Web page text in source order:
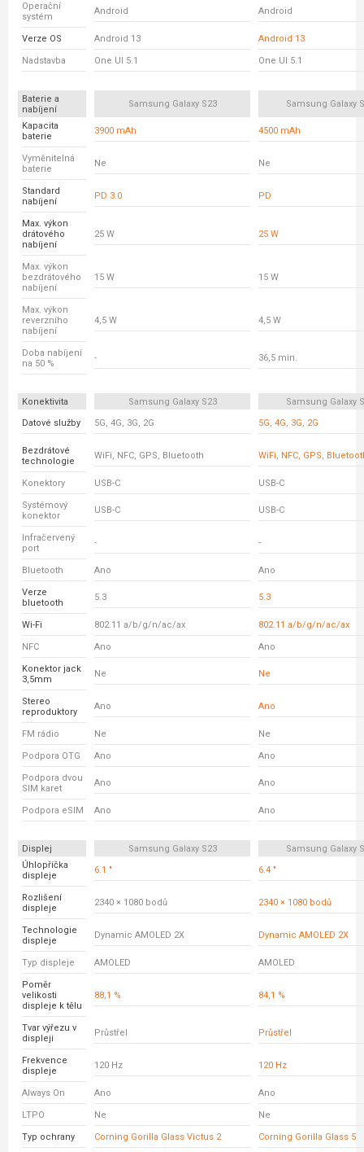
Operační
systém
Android Android
Verze OS Android 13 Android 13
Nadstavba One UI 5.1 One UI 5.1
Baterie a
nabíjení
Samsung Galaxy S23 Samsung Galaxy
Kapacita
baterie
3900 mAh 4500 mAh
Vyměnitelná
baterie
Ne Ne
Standard
nabíjení
PD 3.0 PD
Max. výkon
drátového
nabíjení
25 W 25 W
Max. výkon
bezdrátového
nabíjení
15 W 15 W
Max. výkon
reverzního
nabíjení
4,5 W 4,5 W
Doba nabíjení
na 50 %
- 36,5 min.
Konektivita Samsung Galaxy S23
Samsung Galaxy
Datové služby
5G, 4G, 3G, 2G 5G, 4G, 3G, 2G
Bezdrátové
technologie
WiFi, NFC, GPS, Bluetooth WiFi, NFC, GPS,
Konektory USB-C USB-C
Systémový
konektor
USB-C USB-C
Infračervený
port
- -
Bluetooth Ano Ano
Verze
bluetooth
5.3 5.3
Wi-Fi 802.11 a/b/g/n/ac/ax 802.11 a/b/g/n/ac/ax
NFC Ano Ano
Konektor jack
3,5mm
Ne Ne
Stereo
reproduktory
Ano Ano
FM rádio Ne Ne
Podpora OTG Ano Ano
Podpora dvou
SIM karet
Ano Ano
Podpora eSIM Ano Ano
Displej Samsung Galaxy S23
Samsung Galaxy
Úhlopříčka
displeje
6.1 " 6.4 "
Rozlišení
displeje
2340 × 1080 bodů 2340 × 1080 bodů
Technologie
displeje
Dynamic AMOLED 2X Dynamic AMOLED 2X
Typ displeje AMOLED AMOLED
Poměr
velikosti
displeje k tělu
88,1 % 84,1 %
Tvar výřezu v
displeji
Průstřel Průstřel
Frekvence
displeje
120 Hz 120 Hz
Always On Ano Ano
LTPO Ne Ne
Typ ochrany Corning Gorilla Glass Victus 2 Corning Gorilla Glass 5